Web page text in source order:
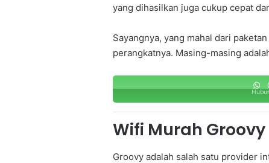
yang dihasilkan juga cukup cepat
Sayangnya, yang mahal dari
perangkatnya. Masing-masing
Wifi Murah Groovy
Groovy adalah salah satu provider